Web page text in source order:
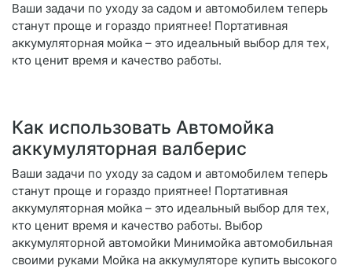
Ваши задачи по уходу за садом и автомобилем теперь
станут проще и гораздо приятнее! Портативная
аккумуляторная мойка – это идеальный выбор для тех,
кто ценит время и качество работы.
Как использовать Автомойка
аккумуляторная валберис
Ваши задачи по уходу за садом и автомобилем теперь
станут проще и гораздо приятнее! Портативная
аккумуляторная мойка – это идеальный выбор для тех,
кто ценит время и качество работы. Выбор
аккумуляторной автомойки Минимойка автомобильная
своими руками Мойка на аккумуляторе купить высокого